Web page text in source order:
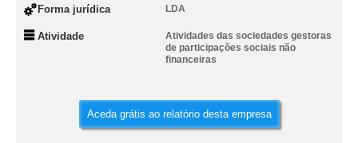
Forma jurídica LDA
Atividade
Atividades das sociedades gestoras
de participações sociais não
financeiras
Aceda grátis ao relatório desta empresa